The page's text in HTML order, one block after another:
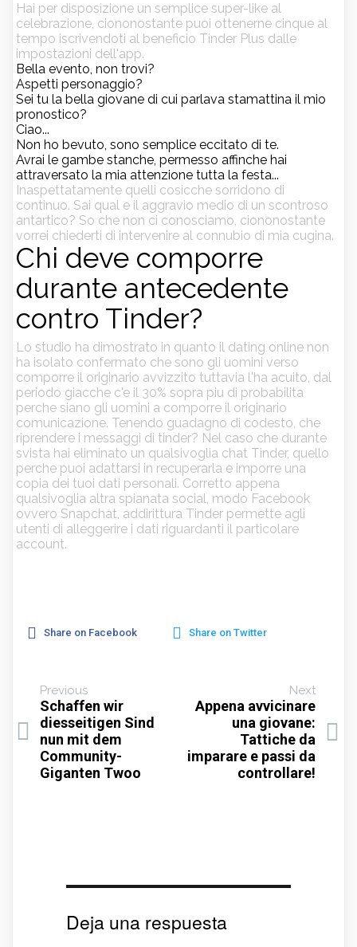
Hai per disposizione un semplice super-like al
celebrazione, ciononostante puoi ottenerne cinque al
tempo iscrivendoti al beneficio Tinder Plus dalle
impostazioni dell'app.
Bella evento, non trovi?
Aspetti personaggio?
Sei tu la bella giovane di cui parlava stamattina il mio
pronostico?
Ciao...
Non ho bevuto, sono semplice eccitato di te.
Avrai le gambe stanche, permesso affinche hai
attraversato la mia attenzione tutta la festa...
Inaspettatamente quelli cosicche sorridono di
continuo. Sai qual e il aggravio medio di un scontroso
antartico? So che non ci conosciamo, ciononostante
vorrei chiederti di intervenire al connubio di mia cugina.
Chi deve comporre
durante antecedente
contro Tinder?
Lo studio ha dimostrato in quanto il dating online non
ha isolato confermato che sono gli uomini verso
comporre il originario avvizzito tuttavia l'ha acuito, dal
periodo giacche c'e il 30% sopra piu di probabilita
perche siano gli uomini a comporre il originario
comunicazione. Tenendo guadagno di codesto, che
riprendere i messaggi di tinder? Nel caso che durante
svista hai eliminato un qualsivoglia chat Tinder, quello
perche puoi adattarsi in recuperarla e imporre una
copia dei tuoi dati personali. Corretto appena
qualsivoglia altra spianata social, modo Facebook
ovvero Snapchat, addirittura Tinder permette agli
utenti di alleggerire i dati riguardanti il particolare
account.
Share on Facebook Share on Twitter
Previous
Schaffen wir
diesseitigen Sind
nun mit dem
Community-
Giganten Twoo
Next
Appena avvicinare
una giovane:
Tattiche da
imparare e passi da
controllare!
Deja una respuesta